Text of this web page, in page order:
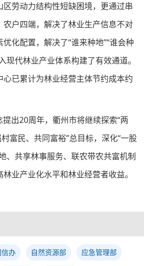
劳动力结构性短缺困境，更通过串
户四端，解决了林业生产信息不对
化配置，解决了“谁来种地”“谁会种
现代林业产业体系构建了有效通道。
已累计为林业经营主体节约成本约
提出20周年，衢州市将继续探索“两
富民、共同富裕”总目标，深化“一股
、共享林事服务、联农带农共富机制
业产业化水平和林业经营者收益。
办 自然资源部 应急管理部